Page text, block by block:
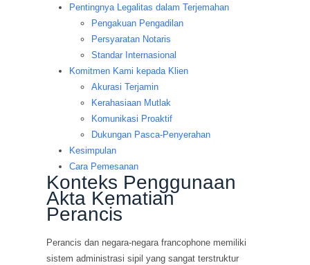
Pentingnya Legalitas dalam Terjemahan
Pengakuan Pengadilan
Persyaratan Notaris
Standar Internasional
Komitmen Kami kepada Klien
Akurasi Terjamin
Kerahasiaan Mutlak
Komunikasi Proaktif
Dukungan Pasca-Penyerahan
Kesimpulan
Cara Pemesanan
Konteks Penggunaan
Akta Kematian
Perancis
Perancis dan negara-negara francophone memiliki
sistem administrasi sipil yang sangat terstruktur